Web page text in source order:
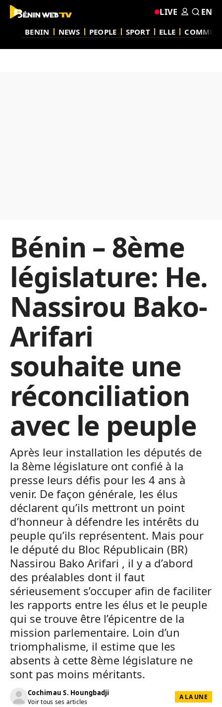
BENIN NEWS PEOPLE SPORT ELLE
LIVE EN
Bénin – 8ème
législature: He.
Nassirou Bako-
Arifari
souhaite une
réconciliation
avec le peuple
Après leur installation les députés de
la 8ème législature ont confié à la
presse leurs défis pour les 4 ans à
venir. De façon générale, les élus
déclarent qu’ils mettront un point
d’honneur à défendre les intérêts du
peuple qu’ils représentent. Mais pour
le député du Bloc Républicain (BR)
Nassirou Bako Arifari , il y a d’abord
des préalables dont il faut
sérieusement s’occuper afin de faciliter
les rapports entre les élus et le peuple
qui se trouve être l’épicentre de la
mission parlementaire. Loin d’un
triomphalisme, il estime que les
absents à cette 8ème législature ne
sont pas moins méritants.
Cochimau S. Houngbadji
Voir tous ses articles
A LA UNE